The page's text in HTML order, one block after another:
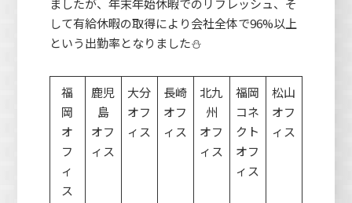
ましたが、年末年始休暇でのリフレッシュ、そ
して有給休暇の取得により会社全体で96%以上
という出勤率となりました⛄
福
岡
オ
フ
ィ
ス
鹿児
島
オフ
ィス
大分
オフ
ィス
長崎
オフ
ィス
北九
州
オフ
ィス
福岡
コネ
クト
オフ
ィス
松山
オフ
ィス